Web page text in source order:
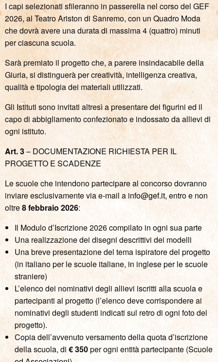
I capi selezionati sfileranno in passerella nel corso del GEF
2026, al Teatro Ariston di Sanremo, con un Quadro Moda
che dovrà avere una durata di massima 4 (quattro) minuti
per ciascuna scuola.
Sarà premiato il progetto che, a parere insindacabile della
Giuria, si distinguerà per creatività, intelligenza creativa,
qualità e tipologia dei materiali utilizzati.
Gli Istituti sono invitati altresì a presentare dei figurini ed il
capo di abbigliamento confezionato e indossato da allievi di
ogni istituto.
Art. 3– DOCUMENTAZIONE RICHIESTA PER IL
PROGETTO E SCADENZE
Le scuole che intendono partecipare al concorso dovranno
inviare esclusivamente via e-mail ainfo@gef.it, entro e non
oltre8 febbraio 2026:
Il Modulo d’Iscrizione 2026 compilato in ogni sua parte
Una realizzazione dei disegni descrittivi dei modelli
Una breve presentazione del tema ispiratore del progetto
(in italiano per le scuole italiane, in inglese per le scuole
straniere)
L’elenco dei nominativi degli allievi iscritti alla scuola e
partecipanti al progetto (l’elenco deve corrispondere ai
nominativi degli studenti indicati sul retro di ogni foto del
progetto).
Copia dell’avvenuto versamento della quota d’iscrizione
della scuola, di € 350per ogni entità partecipante (Scuole